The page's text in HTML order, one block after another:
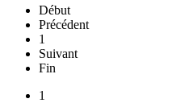
Début
Précédent
1
Suivant
Fin
1